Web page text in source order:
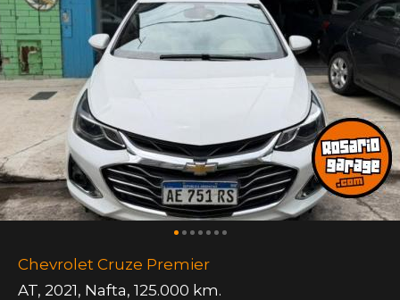
Chevrolet Cruze Premier
AT, 2021, Nafta, 125.000 km.